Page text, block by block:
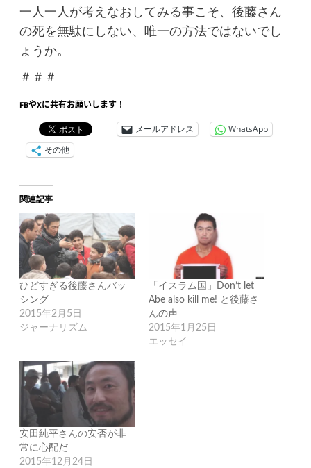
一人一人が考えなおしてみる事こそ、後藤さん
の死を無駄にしない、唯一の方法ではないでし
ょうか。
＃＃＃
FBやXに共有お願いします！
メールアドレス
WhatsApp
その他
関連記事
ひどすぎる後藤さんバッ
シング
2015年2月5日
ジャーナリズム
「イスラム国」Don’t let
Abe also kill me! と後藤さ
んの声
2015年1月25日
エッセイ
安田純平さんの安否が非
常に心配だ
2015年12月24日